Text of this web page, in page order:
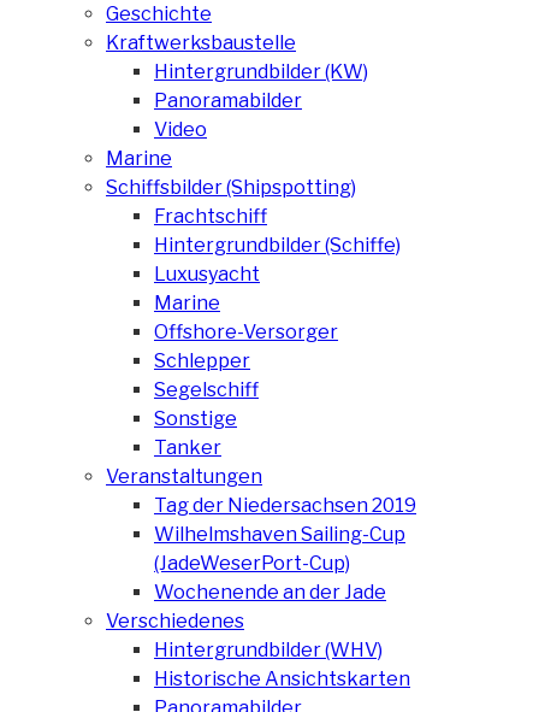
Geschichte
Kraftwerksbaustelle
Hintergrundbilder (KW)
Panoramabilder
Video
Marine
Schiffsbilder (Shipspotting)
Frachtschiff
Hintergrundbilder (Schiffe)
Luxusyacht
Marine
Offshore-Versorger
Schlepper
Segelschiff
Sonstige
Tanker
Veranstaltungen
Tag der Niedersachsen 2019
Wilhelmshaven Sailing-Cup
(JadeWeserPort-Cup)
Wochenende an der Jade
Verschiedenes
Hintergrundbilder (WHV)
Historische Ansichtskarten
Panoramabilder